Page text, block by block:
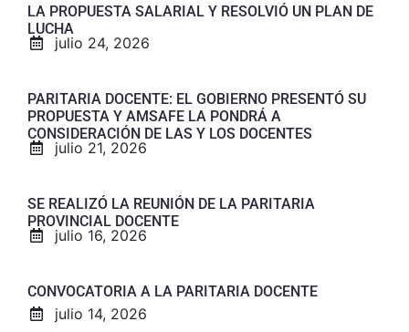
LA PROPUESTA SALARIAL Y RESOLVIÓ UN PLAN DE
LUCHA
julio 24, 2026
PARITARIA DOCENTE: EL GOBIERNO PRESENTÓ SU
PROPUESTA Y AMSAFE LA PONDRÁ A
CONSIDERACIÓN DE LAS Y LOS DOCENTES
julio 21, 2026
SE REALIZÓ LA REUNIÓN DE LA PARITARIA
PROVINCIAL DOCENTE
julio 16, 2026
CONVOCATORIA A LA PARITARIA DOCENTE
julio 14, 2026